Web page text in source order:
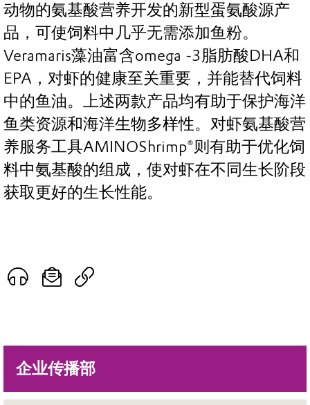
企业传播部
动物的氨基酸营养开发的新型蛋氨酸源产
品，可使饲料中几乎无需添加鱼粉。
Veramaris藻油富含omega -3脂肪酸DHA和
EPA，对虾的健康至关重要，并能替代饲料
中的鱼油。上述两款产品均有助于保护海洋
鱼类资源和海洋生物多样性。对虾氨基酸营
养服务工具AMINOShrimp®则有助于优化饲
料中氨基酸的组成，使对虾在不同生长阶段
获取更好的生长性能。